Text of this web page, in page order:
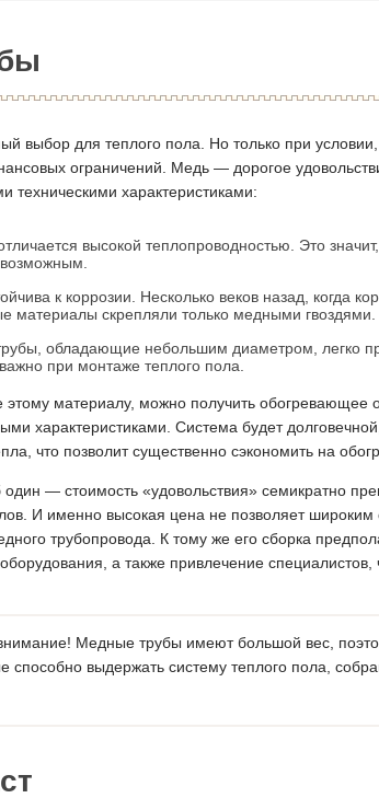
выбор для теплого пола. Но только при условии,
ограничений. Медь — дорогое
техническими характеристиками:
высокой теплопроводностью. Это
к коррозии. Несколько веков назад, когда
материалы скрепляли только медными гвоздями.
обладающие небольшим диаметром, легко
при монтаже теплого пола.
этому материалу, можно получить обогревающее
характеристиками. Система будет
что позволит существенно сэкономить на
один — стоимость «удовольствия» семикратно
И именно высокая цена не позволяет широким
трубопровода. К тому же его сборка
а также привлечение специалистов,
Медные трубы имеют большой вес,
способно выдержать систему теплого пола,